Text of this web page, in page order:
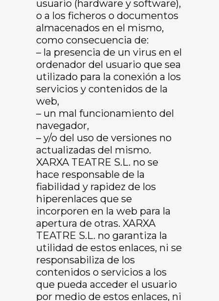
usuario (hardware y software),
o a los ficheros o documentos
almacenados en el mismo,
como consecuencia de:
– la presencia de un virus en el
ordenador del usuario que sea
utilizado para la conexión a los
servicios y contenidos de la
web,
– un mal funcionamiento del
navegador,
– y/o del uso de versiones no
actualizadas del mismo.
XARXA TEATRE S.L. no se
hace responsable de la
fiabilidad y rapidez de los
hiperenlaces que se
incorporen en la web para la
apertura de otras. XARXA
TEATRE S.L. no garantiza la
utilidad de estos enlaces, ni se
responsabiliza de los
contenidos o servicios a los
que pueda acceder el usuario
por medio de estos enlaces, ni